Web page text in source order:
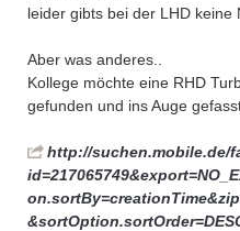
leider gibts bei der LHD keine
Aber was anderes..
Kollege möchte eine RHD
gefunden und ins Auge
http://suchen.mobile.de/